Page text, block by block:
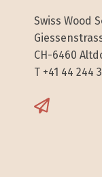
Swiss Wood
CH-6460
T +41 44 244